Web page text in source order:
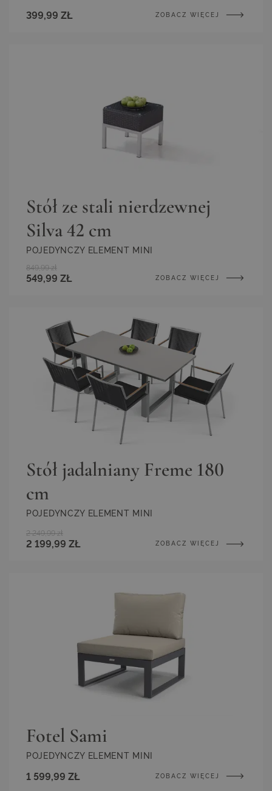
399,99 ZŁ ZOBACZ WIĘCEJ
Stół ze stali nierdzewnej
Silva 42 cm
POJEDYNCZY ELEMENT MINI
549,99 ZŁ
849,99 zł
ZOBACZ WIĘCEJ
Stół jadalniany Freme 180
cm
POJEDYNCZY ELEMENT MINI
2 199,99 ZŁ
2 249,99 zł
ZOBACZ WIĘCEJ
Fotel Sami
POJEDYNCZY ELEMENT MINI
1 599,99 ZŁ ZOBACZ WIĘCEJ